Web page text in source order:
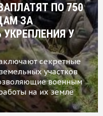
ПО 750
ЗА
У
секретные
участков
военным
на их земле